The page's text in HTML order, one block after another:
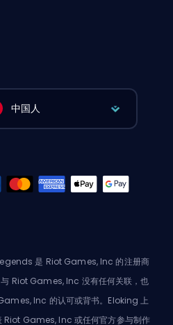
中国人
是 Riot Games, Inc 的注册商
Riot Games, Inc 没有任何关联，也
Inc 的认可或背书。Eloking 上
Riot Games, Inc 或任何官方参与制作